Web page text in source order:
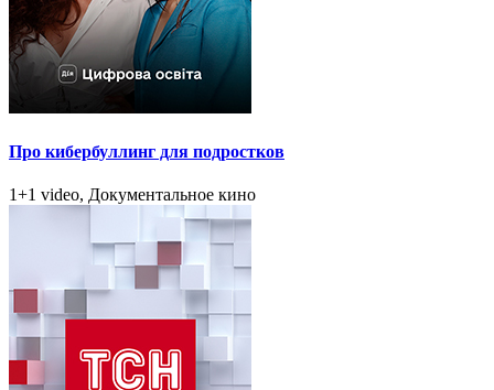
Про кибербуллинг для подростков
1+1 video, Документальное кино